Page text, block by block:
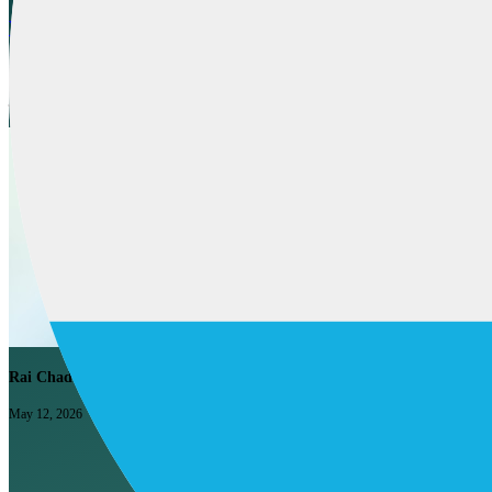
Wat thematische autoriteit in B2B-contentprogramma's
juiste URL's kijkt. Een notitie over wat haar werkelijk herbouwt.
Rai Chadee
May 12, 2026